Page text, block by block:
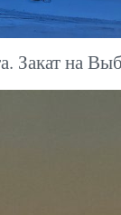
Закат на